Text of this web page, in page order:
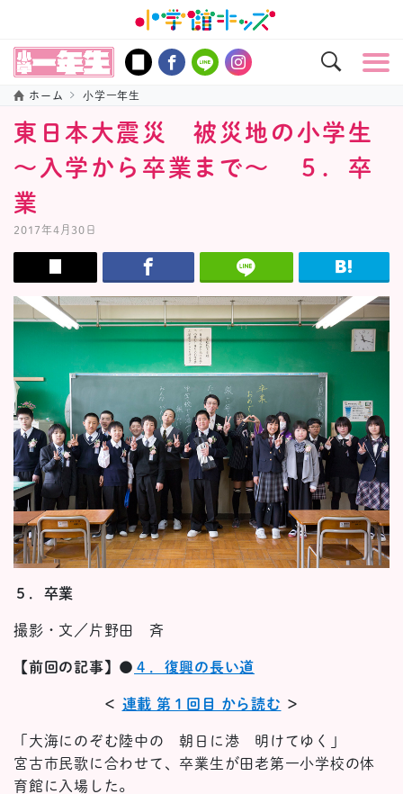
ホーム 小学一年生
東日本大震災 被災地の小学生
～入学から卒業まで～ ５．卒
業
2017年4月30日
５．卒業
撮影・文／片野田 斉
【前回の記事】 ● ４．復興の長い道
＜ 連載 第１回目 から読む ＞
「大海にのぞむ陸中の 朝日に港 明けてゆく」
宮古市民歌に合わせて、卒業生が田老第一小学校の体
育館に入場した。